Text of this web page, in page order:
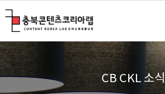
CB CKL 소식